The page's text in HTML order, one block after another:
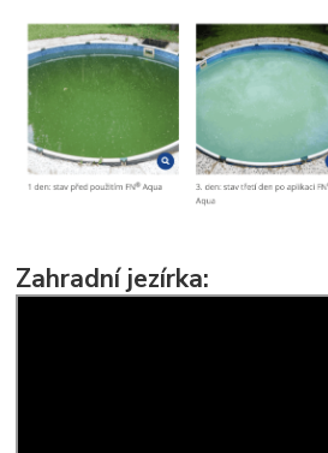
Zahradní jezírka: